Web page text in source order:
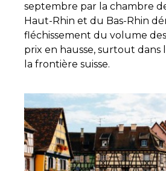
septembre par la chambre
Haut-Rhin et du Bas-Rhin
fléchissement du volume
prix en hausse, surtout dans
la frontière suisse.